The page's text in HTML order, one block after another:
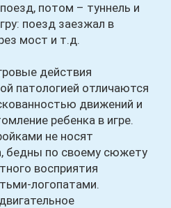
потом – туннель и
поезд заезжал в
мост и т.д.
действия
патологией отличаются
движений и
ребенка в игре.
не носят
бедны по своему сюжету
восприятия
логопатами.